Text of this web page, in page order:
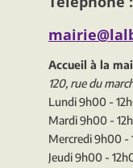
Accueil à la
120, rue du
Lundi 9h00 -
Mardi 9h00 -
Mercredi 9h00 -
Jeudi 9h00 -